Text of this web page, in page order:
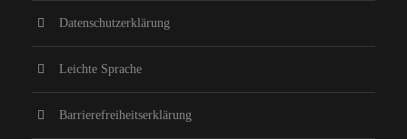
Datenschutzerklärung
Leichte Sprache
Barrierefreiheitserklärung